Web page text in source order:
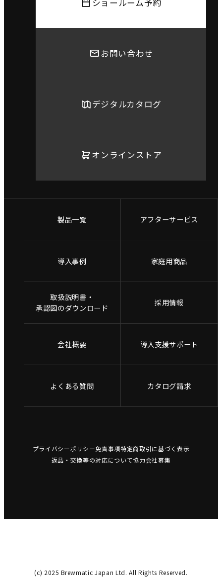
お問い合わせ
デジタルカタログ
オンラインストア
製品一覧 アフターサービス
導入事例 家庭用商品
取扱説明書・
承認図のダウンロード
採用情報
会社概要 導入支援サポート
よくある質問 カタログ請求
プライバシーポリシー免責事項特定商取引に基づく表示
返品・交換等の対応について協力会社募集
(c) 2025 Brewmatic Japan Ltd. All Rights Reserved.